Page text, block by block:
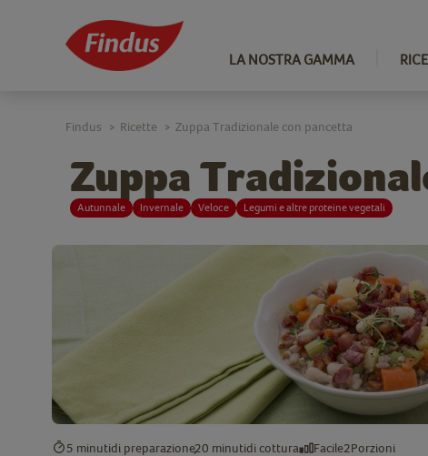
LA NOSTRA GAMMA
Zuppa
Autunnale Invernale Veloce Legumi e altre proteine vegetali
Findus > Ricette > Zuppa Tradizionale con pancetta
5 minutidi preparazione20 minutidi cottura Facile2Porzioni